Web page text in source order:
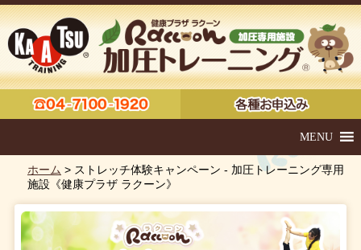
MENU
ホーム > ストレッチ体験キャンペーン - 加圧トレーニング専用
施設《健康プラザ ラクーン》